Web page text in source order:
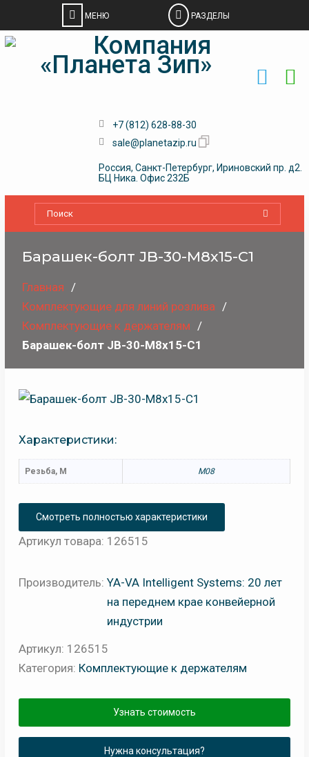
Skip
+7 (812) 628-88-30
sale@planetazip.ru
Россия, Санкт-Петербург, Ириновский пр. д2.
БЦ Ника. Офис 232Б
Барашек-болт JB-30-M8x15-C1
Главная
Комплектующие для линий розлива
Комплектующие к держателям
Барашек-болт JB-30-M8x15-C1
Характеристики:
Резьба, М M08
Смотреть полностью характеристики
Артикул товара: 126515
Производитель: YA-VA Intelligent Systems: 20 лет
на переднем крае конвейерной
индустрии
Артикул: 126515
Категория: Комплектующие к держателям
Узнать стоимость
Нужна консультация?